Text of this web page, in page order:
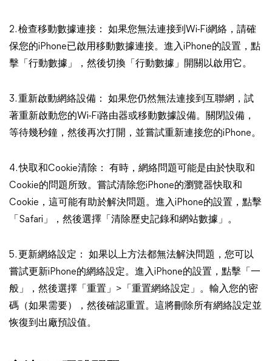
2. 檢查移動數據連接： 如果您無法連接到Wi-Fi網絡，請確
保您的iPhone已啟用移動數據連接。進入iPhone的設置，點
擊「行動數據」，然後切換「行動數據」開關以啟用它。
3. 重新啟動網絡設備： 如果您仍然無法連接到互聯網，試
著重新啟動您的Wi-Fi路由器或移動數據設備。關閉設備，
等待幾秒鐘，然後再次打開，並嘗試重新連接您的iPhone。
4. 快取和Cookie清除： 有時，網絡問題可能是由於快取和
Cookie的問題所致。嘗試清除您iPhone的瀏覽器快取和
Cookie，這可能有助於解決問題。進入iPhone的設置，點擊
「Safari」，然後選擇「清除歷史記錄和網站數據」。
5. 更新網絡設定： 如果以上方法都無法解決問題，您可以
嘗試更新iPhone的網絡設定。進入iPhone的設置，點擊「一
般」，然後選擇「重置」>「重置網絡設定」。輸入您的密
碼（如果需要），然後確認重置。這將刪除所有網絡設定並
恢復到出廠預設值。